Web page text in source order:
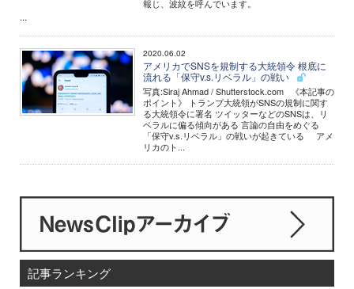
報じ、波紋を呼んでいます。
...
2020.06.02
アメリカでSNSを規制する大統領令 根底に
流れる「保守v.s.リベラル」の戦い
写真:Siraj Ahmad / Shutterstock.com 《本記事の
ポイント》 トランプ大統領がSNSの規制に関す
る大統領令に署名 ツイッターなどのSNSは、リ
ベラルに偏る傾向がある 言論の自由をめぐる
「保守v.s.リベラル」の戦いが起きている アメ
リカのト...
記事ランキング